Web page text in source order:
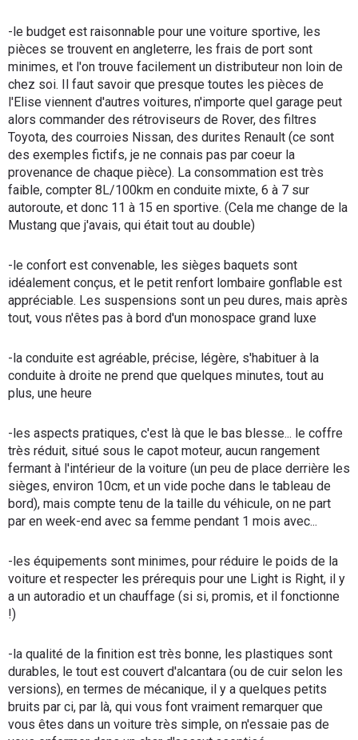
-le budget est raisonnable pour une voiture sportive, les
pièces se trouvent en angleterre, les frais de port sont
minimes, et l'on trouve facilement un distributeur non loin de
chez soi. Il faut savoir que presque toutes les pièces de
l'Elise viennent d'autres voitures, n'importe quel garage peut
alors commander des rétroviseurs de Rover, des filtres
Toyota, des courroies Nissan, des durites Renault (ce sont
des exemples fictifs, je ne connais pas par coeur la
provenance de chaque pièce). La consommation est très
faible, compter 8L/100km en conduite mixte, 6 à 7 sur
autoroute, et donc 11 à 15 en sportive. (Cela me change de la
Mustang que j'avais, qui était tout au double)
-le confort est convenable, les sièges baquets sont
idéalement conçus, et le petit renfort lombaire gonflable est
appréciable. Les suspensions sont un peu dures, mais après
tout, vous n'êtes pas à bord d'un monospace grand luxe
-la conduite est agréable, précise, légère, s'habituer à la
conduite à droite ne prend que quelques minutes, tout au
plus, une heure
-les aspects pratiques, c'est là que le bas blesse... le coffre
très réduit, situé sous le capot moteur, aucun rangement
fermant à l'intérieur de la voiture (un peu de place derrière les
sièges, environ 10cm, et un vide poche dans le tableau de
bord), mais compte tenu de la taille du véhicule, on ne part
par en week-end avec sa femme pendant 1 mois avec...
-les équipements sont minimes, pour réduire le poids de la
voiture et respecter les prérequis pour une Light is Right, il y
a un autoradio et un chauffage (si si, promis, et il fonctionne
!)
-la qualité de la finition est très bonne, les plastiques sont
durables, le tout est couvert d'alcantara (ou de cuir selon les
versions), en termes de mécanique, il y a quelques petits
bruits par ci, par là, qui vous font vraiment remarquer que
vous êtes dans un voiture très simple, on n'essaie pas de